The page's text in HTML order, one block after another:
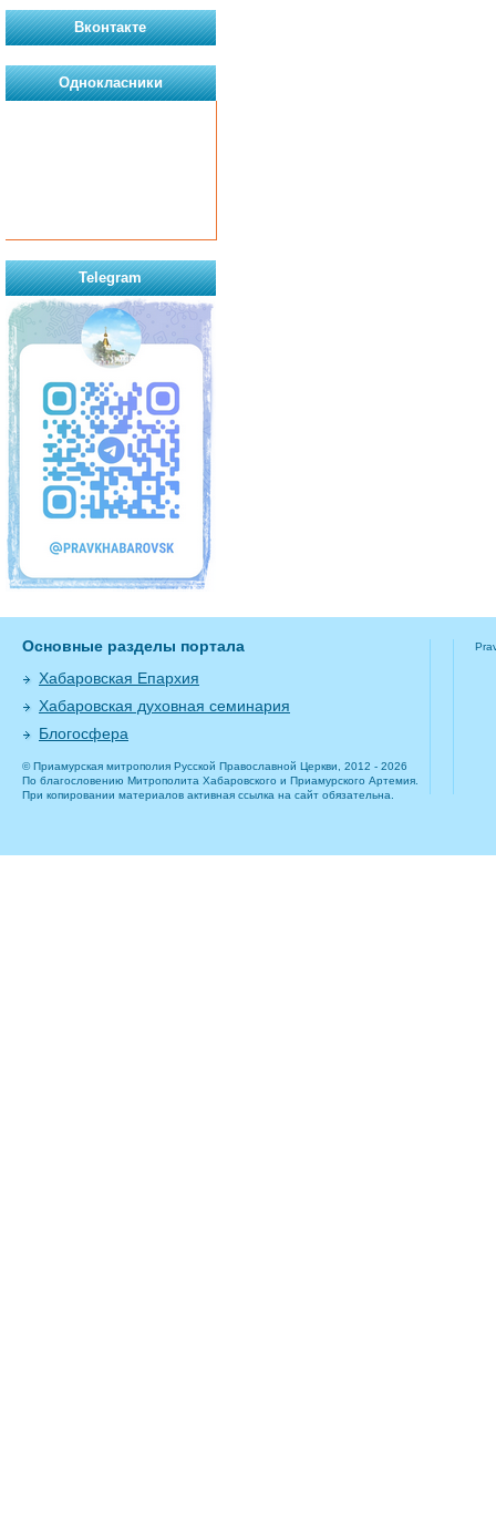
Вконтакте
Однокласники
Telegram
Основные разделы портала
Хабаровская Епархия
Хабаровская духовная семинария
Блогосфера
© Приамурская митрополия Русской Православной Церкви, 2012 - 2026
По благословению Митрополита Хабаровского и Приамурского Артемия.
При копировании материалов активная ссылка на сайт обязательна.